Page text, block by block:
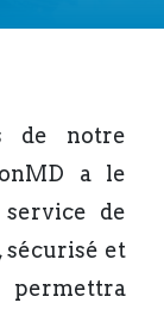
de notre
a le
de
sécurisé et